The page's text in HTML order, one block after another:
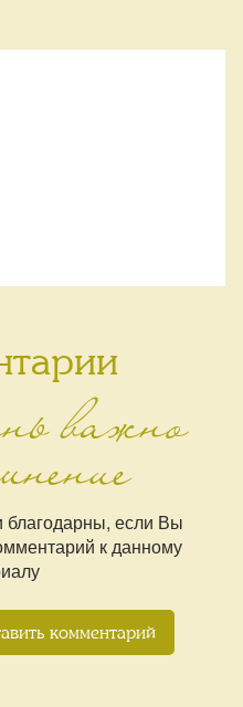
важно
если Вы
к данному
комментарий